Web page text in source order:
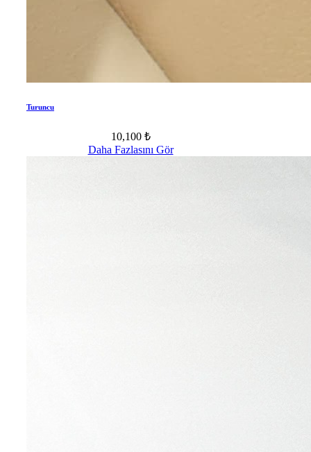
Turuncu
10,100 ₺
Daha Fazlasını Gör